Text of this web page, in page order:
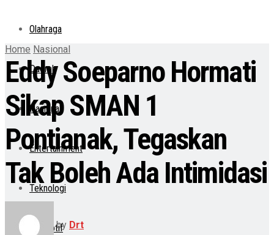
Olahraga
Daerah
Nasional
Entertainment
Teknologi
Otomotif
Home Nasional
Eddy Soeparno Hormati
Sikap SMAN 1
Pontianak, Tegaskan
Tak Boleh Ada Intimidasi
by Drt